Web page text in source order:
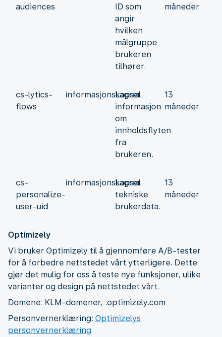
audiences
ID som
angir
hvilken
målgruppe
brukeren
tilhører.
måneder
cs-lytics-
flows
informasjonskapsel
Lagrer
informasjon
om
innholdsflyten
fra
brukeren.
13
måneder
cs-
personalize-
user-uid
informasjonskapsel
Lagrer
tekniske
brukerdata.
13
måneder
Optimizely
Vi bruker Optimizely til å gjennomføre A/B-tester
for å forbedre nettstedet vårt ytterligere. Dette
gjør det mulig for oss å teste nye funksjoner, ulike
varianter og design på nettstedet vårt.
Domene: KLM-domener, .optimizely.com
Personvernerklæring: Optimizelys
personvernerklæring